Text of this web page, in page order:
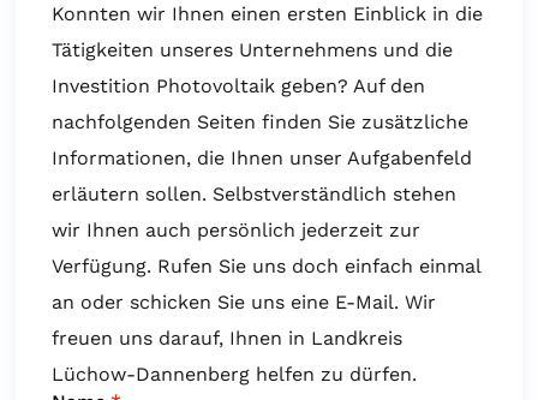
Konnten wir Ihnen einen ersten Einblick in die
Tätigkeiten unseres Unternehmens und die
Investition Photovoltaik geben? Auf den
nachfolgenden Seiten finden Sie zusätzliche
Informationen, die Ihnen unser Aufgabenfeld
erläutern sollen. Selbstverständlich stehen
wir Ihnen auch persönlich jederzeit zur
Verfügung. Rufen Sie uns doch einfach einmal
an oder schicken Sie uns eine E-Mail. Wir
freuen uns darauf, Ihnen in Landkreis
Lüchow-Dannenberg helfen zu dürfen.